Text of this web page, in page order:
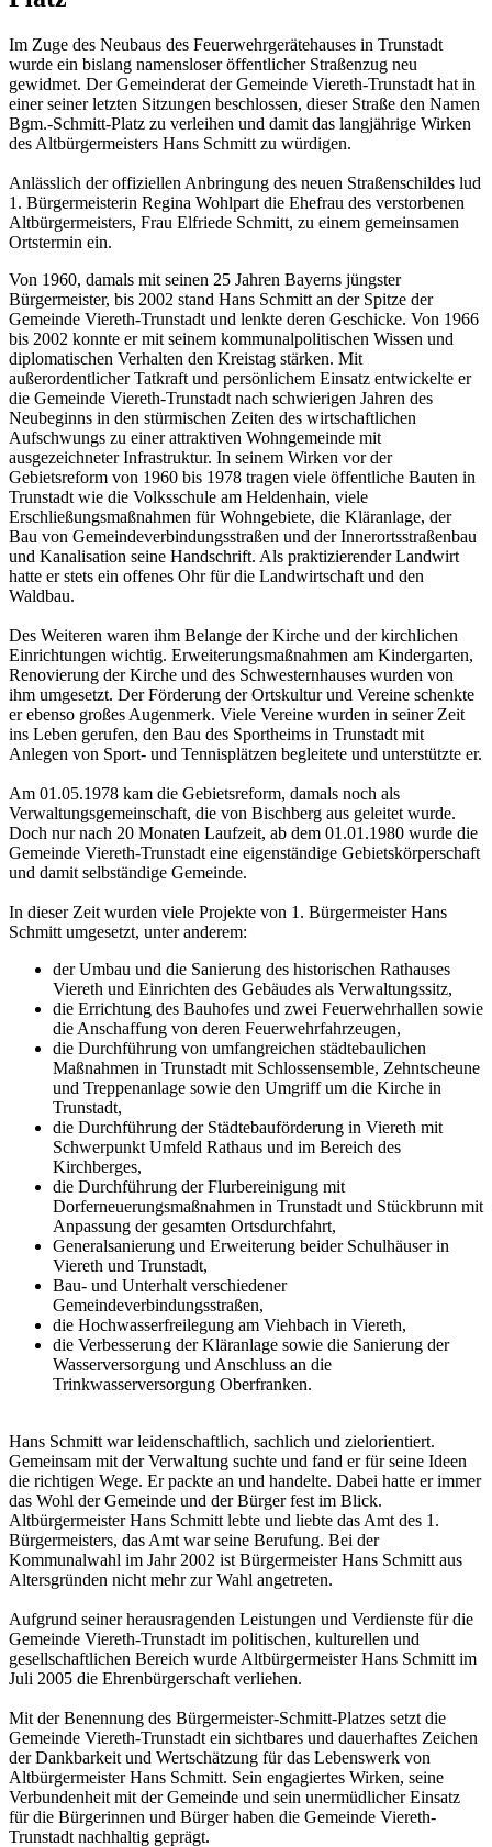
Im Zuge des Neubaus des Feuerwehrgerätehauses in Trunstadt
wurde ein bislang namensloser öffentlicher Straßenzug neu
gewidmet. Der Gemeinderat der Gemeinde Viereth-Trunstadt hat in
einer seiner letzten Sitzungen beschlossen, dieser Straße den Namen
Bgm.-Schmitt-Platz zu verleihen und damit das langjährige Wirken
des Altbürgermeisters Hans Schmitt zu würdigen.
Anlässlich der offiziellen Anbringung des neuen Straßenschildes lud
1. Bürgermeisterin Regina Wohlpart die Ehefrau des verstorbenen
Altbürgermeisters, Frau Elfriede Schmitt, zu einem gemeinsamen
Ortstermin ein.
Von 1960, damals mit seinen 25 Jahren Bayerns jüngster
Bürgermeister, bis 2002 stand Hans Schmitt an der Spitze der
Gemeinde Viereth-Trunstadt und lenkte deren Geschicke. Von 1966
bis 2002 konnte er mit seinem kommunalpolitischen Wissen und
diplomatischen Verhalten den Kreistag stärken. Mit
außerordentlicher Tatkraft und persönlichem Einsatz entwickelte er
die Gemeinde Viereth-Trunstadt nach schwierigen Jahren des
Neubeginns in den stürmischen Zeiten des wirtschaftlichen
Aufschwungs zu einer attraktiven Wohngemeinde mit
ausgezeichneter Infrastruktur. In seinem Wirken vor der
Gebietsreform von 1960 bis 1978 tragen viele öffentliche Bauten in
Trunstadt wie die Volksschule am Heldenhain, viele
Erschließungsmaßnahmen für Wohngebiete, die Kläranlage, der
Bau von Gemeindeverbindungsstraßen und der Innerortsstraßenbau
und Kanalisation seine Handschrift. Als praktizierender Landwirt
hatte er stets ein offenes Ohr für die Landwirtschaft und den
Waldbau.
Des Weiteren waren ihm Belange der Kirche und der kirchlichen
Einrichtungen wichtig. Erweiterungsmaßnahmen am Kindergarten,
Renovierung der Kirche und des Schwesternhauses wurden von
ihm umgesetzt. Der Förderung der Ortskultur und Vereine schenkte
er ebenso großes Augenmerk. Viele Vereine wurden in seiner Zeit
ins Leben gerufen, den Bau des Sportheims in Trunstadt mit
Anlegen von Sport- und Tennisplätzen begleitete und unterstützte er.
Am 01.05.1978 kam die Gebietsreform, damals noch als
Verwaltungsgemeinschaft, die von Bischberg aus geleitet wurde.
Doch nur nach 20 Monaten Laufzeit, ab dem 01.01.1980 wurde die
Gemeinde Viereth-Trunstadt eine eigenständige Gebietskörperschaft
und damit selbständige Gemeinde.
In dieser Zeit wurden viele Projekte von 1. Bürgermeister Hans
Schmitt umgesetzt, unter anderem:
der Umbau und die Sanierung des historischen Rathauses
Viereth und Einrichten des Gebäudes als Verwaltungssitz,
die Errichtung des Bauhofes und zwei Feuerwehrhallen sowie
die Anschaffung von deren Feuerwehrfahrzeugen,
die Durchführung von umfangreichen städtebaulichen
Maßnahmen in Trunstadt mit Schlossensemble, Zehntscheune
und Treppenanlage sowie den Umgriff um die Kirche in
Trunstadt,
die Durchführung der Städtebauförderung in Viereth mit
Schwerpunkt Umfeld Rathaus und im Bereich des
Kirchberges,
die Durchführung der Flurbereinigung mit
Dorferneuerungsmaßnahmen in Trunstadt und Stückbrunn mit
Anpassung der gesamten Ortsdurchfahrt,
Generalsanierung und Erweiterung beider Schulhäuser in
Viereth und Trunstadt,
Bau- und Unterhalt verschiedener
Gemeindeverbindungsstraßen,
die Hochwasserfreilegung am Viehbach in Viereth,
die Verbesserung der Kläranlage sowie die Sanierung der
Wasserversorgung und Anschluss an die
Trinkwasserversorgung Oberfranken.
Hans Schmitt war leidenschaftlich, sachlich und zielorientiert.
Gemeinsam mit der Verwaltung suchte und fand er für seine Ideen
die richtigen Wege. Er packte an und handelte. Dabei hatte er immer
das Wohl der Gemeinde und der Bürger fest im Blick.
Altbürgermeister Hans Schmitt lebte und liebte das Amt des 1.
Bürgermeisters, das Amt war seine Berufung. Bei der
Kommunalwahl im Jahr 2002 ist Bürgermeister Hans Schmitt aus
Altersgründen nicht mehr zur Wahl angetreten.
Aufgrund seiner herausragenden Leistungen und Verdienste für die
Gemeinde Viereth-Trunstadt im politischen, kulturellen und
gesellschaftlichen Bereich wurde Altbürgermeister Hans Schmitt im
Juli 2005 die Ehrenbürgerschaft verliehen.
Mit der Benennung des Bürgermeister-Schmitt-Platzes setzt die
Gemeinde Viereth-Trunstadt ein sichtbares und dauerhaftes Zeichen
der Dankbarkeit und Wertschätzung für das Lebenswerk von
Altbürgermeister Hans Schmitt. Sein engagiertes Wirken, seine
Verbundenheit mit der Gemeinde und sein unermüdlicher Einsatz
für die Bürgerinnen und Bürger haben die Gemeinde Viereth-
Trunstadt nachhaltig geprägt.